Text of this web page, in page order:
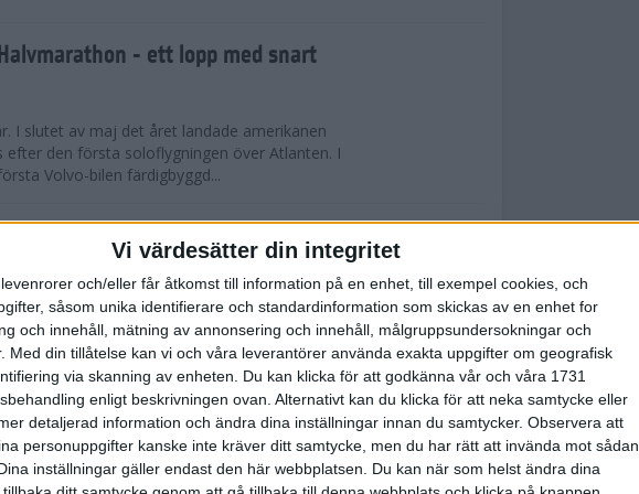
Vi värdesätter din integritet
och/eller får åtkomst till information på en enhet, till exempel cookies, och
såsom unika identifierare och standardinformation som skickas av en enhet for
och innehåll, mätning av annonsering och innehåll, målgruppsundersokningar och
Med din tillåtelse kan vi och våra leverantörer använda exakta uppgifter om geografisk
via skanning av enheten. Du kan klicka för att godkänna vår och våra 1731
enligt beskrivningen ovan. Alternativt kan du klicka för att neka samtycke eller
detaljerad information och ändra dina inställningar innan du samtycker. Observera att
personuppgifter kanske inte kräver ditt samtycke, men du har rätt att invända mot sådan
inställningar gäller endast den här webbplatsen. Du kan när som helst ändra dina
- ett lopp med snart
I slutet av maj det året landade amerikanen
efter den första soloflygningen över Atlanten. I
Volvo-bilen färdigbyggd...
till marans skapare
tisdagskvällen tilldelades Anders Olsson, som
starta Stockholm Marathon startades 1979,
för motionslöpningens ut...
och återhämtning
FLOWLIFE | Att springa under
utmaning som stärker både kropp och